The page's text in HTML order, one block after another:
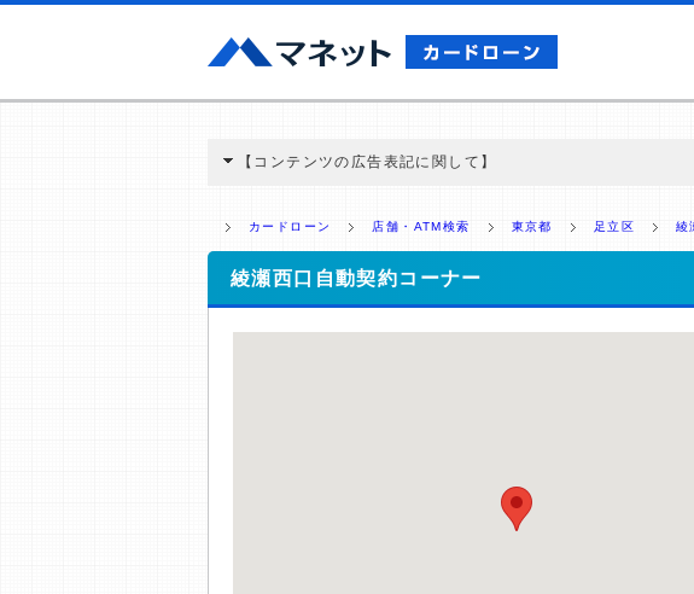
【コンテンツの広告表記に関して】
ミ収集などに基づき、公平性を担保した情報提供を行っています
>提携企業一覧
カードローン 店舗・ATM検索 東京都 足立区 綾
綾瀬西口自動契約コーナー